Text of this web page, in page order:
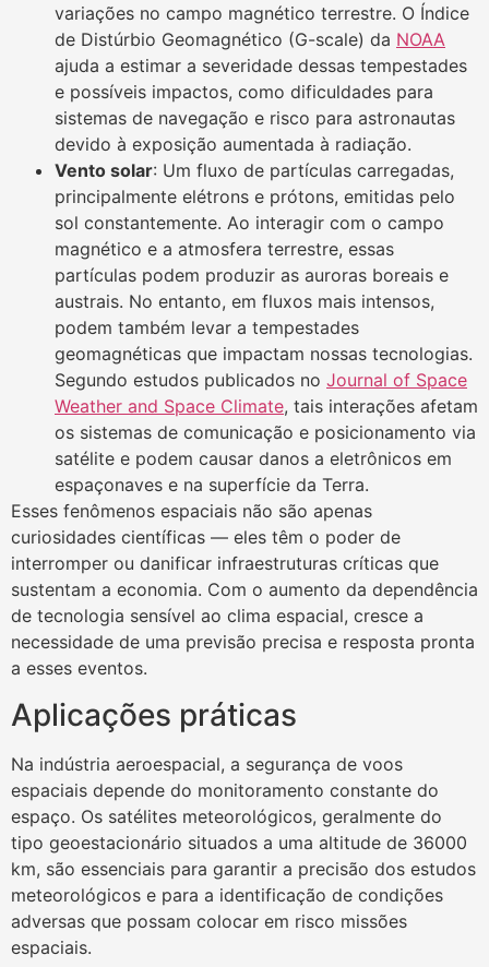
variações no campo magnético terrestre. O Índice
de Distúrbio Geomagnético (G-scale) da NOAA
ajuda a estimar a severidade dessas tempestades
e possíveis impactos, como dificuldades para
sistemas de navegação e risco para astronautas
devido à exposição aumentada à radiação.
Vento solar: Um fluxo de partículas carregadas,
principalmente elétrons e prótons, emitidas pelo
sol constantemente. Ao interagir com o campo
magnético e a atmosfera terrestre, essas
partículas podem produzir as auroras boreais e
austrais. No entanto, em fluxos mais intensos,
podem também levar a tempestades
geomagnéticas que impactam nossas tecnologias.
Segundo estudos publicados no Journal of Space
Weather and Space Climate, tais interações afetam
os sistemas de comunicação e posicionamento via
satélite e podem causar danos a eletrônicos em
espaçonaves e na superfície da Terra.
Esses fenômenos espaciais não são apenas
curiosidades científicas — eles têm o poder de
interromper ou danificar infraestruturas críticas que
sustentam a economia. Com o aumento da dependência
de tecnologia sensível ao clima espacial, cresce a
necessidade de uma previsão precisa e resposta pronta
a esses eventos.
Aplicações práticas
Na indústria aeroespacial, a segurança de voos
espaciais depende do monitoramento constante do
espaço. Os satélites meteorológicos, geralmente do
tipo geoestacionário situados a uma altitude de 36000
km, são essenciais para garantir a precisão dos estudos
meteorológicos e para a identificação de condições
adversas que possam colocar em risco missões
espaciais.